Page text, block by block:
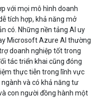
với mọi mô hình doanh
tích hợp, khả năng mở
có. Những nền tảng AI uy
Microsoft Azure AI thường
doanh nghiệp tốt trong
tác triển khai cũng đóng
thực tiễn trong lĩnh vực
và có khả năng tư
con người đồng hành một